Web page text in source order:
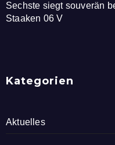
Sechste siegt souverän
Staaken 06 V
Kategorien
Aktuelles